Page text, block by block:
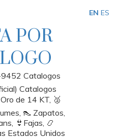
POR
Catalogos
Catalogos
de 14 KT, 🥈
👠 Zapatos,
👙Fajas, 📿
Estados Unidos
EN ES